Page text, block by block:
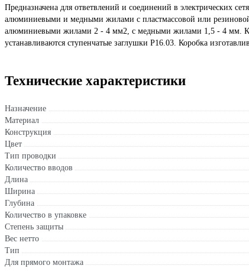
Предназначена для ответвлений и соединений в электрических
алюминиевыми и медными жилами с пластмассовой или
алюминиевыми жилами 2 - 4 мм2, с медными жилами 1,5 - 4 мм.
устанавливаются ступенчатые заглушки Р16.03. Коробка
Технические характеристики
Назначение
Материал
Конструкция
Цвет
Тип проводки
Количество вводов
Длина
Ширина
Глубина
Количество в упаковке
Степень защиты
Вес нетто
Тип
Для прямого монтажа